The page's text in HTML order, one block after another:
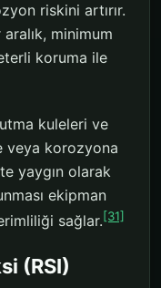
riskini artırır.
minimum
koruma ile
kuleleri ve
veya korozyona
yaygın olarak
ekipman
sağlar.[31]
(RSI)